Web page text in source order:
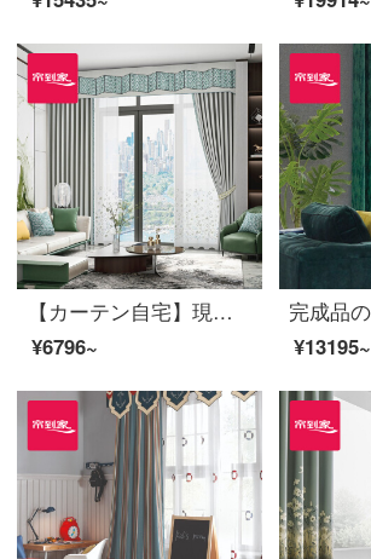
【カーテン自宅】現代の花カーテン製品の高精密なカーテンシンプル主義高遮光カスタマイズリビングルームの書斎は床の窓LDC 20 SSB-0701 Sフック/カーテンなし(高さ2.6メートル以内は変えられます)Sのカーテンセット/ダブルオープン(適用窓幅2-2.6メートル)
¥6796~
¥13195~